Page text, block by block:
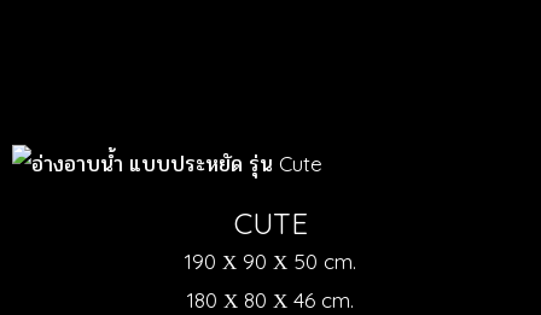
CUTE
190 Χ 90 Χ 50 cm.
180 Χ 80 Χ 46 cm.